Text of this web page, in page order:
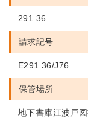
291.36
請求記号
E291.36/J76
保管場所
地下書庫江波戸